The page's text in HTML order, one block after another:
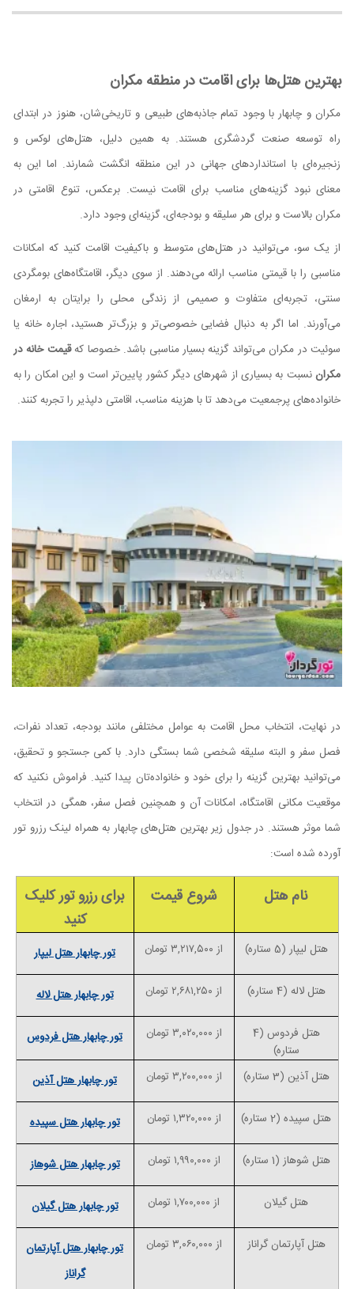
بهترین هتل‌ها برای اقامت در منطقه مکران
مکران و چابهار با وجود تمام جاذبه‌های طبیعی و تاریخی‌شان، هنوز در ابتدای
راه توسعه صنعت گردشگری هستند. به همین دلیل، هتل‌های لوکس و
زنجیره‌ای با استانداردهای جهانی در این منطقه انگشت شمارند. اما این به
معنای نبود گزینه‌های مناسب برای اقامت نیست. برعکس، تنوع اقامتی در
مکران بالاست و برای هر سلیقه و بودجه‌ای، گزینه‌ای وجود دارد.
از یک سو، می‌توانید در هتل‌های متوسط و باکیفیت اقامت کنید که امکانات
مناسبی را با قیمتی مناسب ارائه می‌دهند. از سوی دیگر، اقامتگاه‌های بومگردی
سنتی، تجربه‌ای متفاوت و صمیمی از زندگی محلی را برایتان به ارمغان
می‌آورند. اما اگر به دنبال فضایی خصوصی‌تر و بزرگ‌تر هستید، اجاره خانه یا
سوئیت در مکران می‌تواند گزینه بسیار مناسبی باشد. خصوصا کهقیمت خانه در
مکران نسبت به بسیاری از شهرهای دیگر کشور پایین‌تر است و این امکان را به
خانواده‌های پرجمعیت می‌دهد تا با هزینه مناسب، اقامتی دلپذیر را تجربه کنند.
در نهایت، انتخاب محل اقامت به عوامل مختلفی مانند بودجه، تعداد نفرات،
فصل سفر و البته سلیقه شخصی شما بستگی دارد. با کمی جستجو و تحقیق،
می‌توانید بهترین گزینه را برای خود و خانواده‌تان پیدا کنید. فراموش نکنید که
موقعیت مکانی اقامتگاه، امکانات آن و همچنین فصل سفر، همگی در انتخاب
شما موثر هستند. در جدول زیر بهترین هتل‌های چابهار به همراه لینک رزرو تور
آورده شده است:
نام هتل شروع قیمت
برای رزرو تور کلیک
کنید
هتل لیپار (5 ستاره) از ۳,۲۱۷,۵۰۰ تومان تور چابهار هتل لیپار
هتل لاله (4 ستاره) از ۲,۶۸۱,۲۵۰ تومان تور چابهار هتل لاله
هتل فردوس (4
ستاره)
از ۳,۰۲۰,۰۰۰ تومان تور چابهار هتل فردوس
هتل آذین (3 ستاره) از ۳,۲۰۰,۰۰۰ تومان تور چابهار هتل آذین
هتل سپیده (2 ستاره) از ۱,۳۲۰,۰۰۰ تومان تور چابهار هتل سپیده
هتل شوهاز (1 ستاره) از ۱,۹۹۰,۰۰۰ تومان تور چابهار هتل شوهاز
هتل گیلان از ۱,۷۰۰,۰۰۰ تومان تور چابهار هتل گیلان
هتل آپارتمان گراناز از ۳,۰۶۰,۰۰۰ تومان
تور چابهار هتل آپارتمان
گراناز